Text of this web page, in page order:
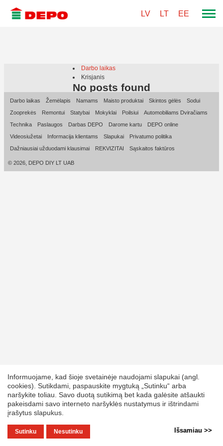
Informuojame, kad šioje svetainėje naudojami slapukai (angl.
cookies). Sutikdami, paspauskite mygtuką „Sutinku“ arba
naršykite toliau. Savo duotą sutikimą bet kada galėsite atšaukti
pakeisdami savo interneto naršyklės nustatymus ir ištrindami
įrašytus slapukus.
Sutinku Nesutinku Išsamiau >>
LV LT EE
Darbo laikas
Krisjanis
No posts found
Darbo laikas Žemėlapis Namams Maisto produktai Skintos gėlės
Sodui
Zooprekės
Remontui Statybai Mokyklai Poilsiui
Automobiliams Dviračiams
Technika
Paslaugos Darbas DEPO Darome kartu
DEPO online
Videosiužetai
Informacija klientams Slapukai
Privatumo politika
Dažniausiai užduodami klausimai
REKVIZITAI Sąskaitos faktūros
© 2026, DEPO DIY LT UAB